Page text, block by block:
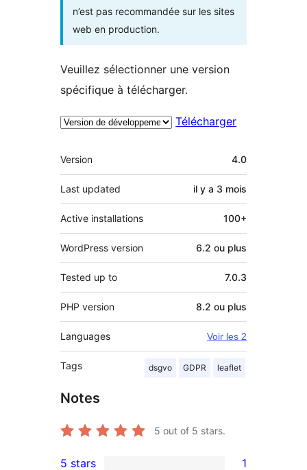
n’est pas recommandée sur les sites
web en production.
Veuillez sélectionner une version
spécifique à télécharger.
Télécharger
Méta
Version 4.0
Last updated il y a 3 mois
Active installations 100+
WordPress version 6.2 ou plus
Tested up to 7.0.3
PHP version 8.2 ou plus
Languages Voir les 2
Tags dsgvo GDPR leaflet
Notes
5 out of 5 stars.
5 stars 1